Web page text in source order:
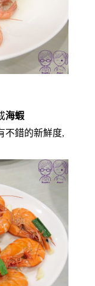
海蝦
不錯的新鮮度,